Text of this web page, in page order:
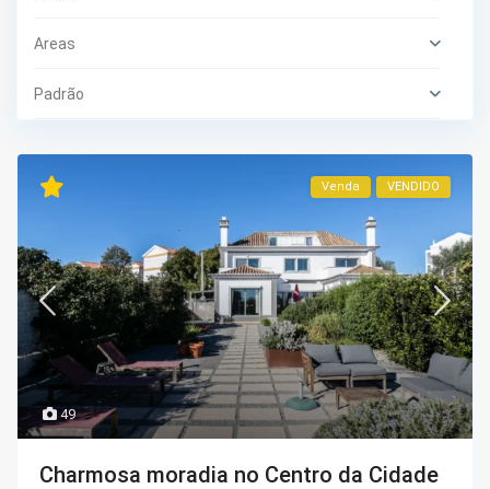
Areas
Padrão
49
Venda VENDIDO
Charmosa moradia no Centro da Cidade